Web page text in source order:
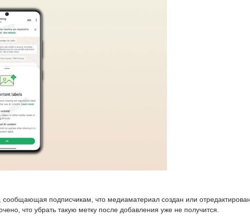
подписчикам, что медиаматериал создан или
что убрать такую метку после добавления уже не получится.